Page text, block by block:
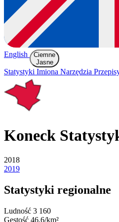
English
Ciemne
Jasne
Statystyki Imiona Narzędzia
Koneck
2018
2019
Statystyki regionalne
Ludność 3 160
Gęstość 46,6/km²